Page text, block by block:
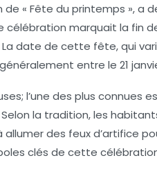
« Fête du printemps », a
célébration marquait la fin
date de cette fête, qui
entre le 21
l’une des plus connues
la tradition, les
des feux d’artifice
clés de cette